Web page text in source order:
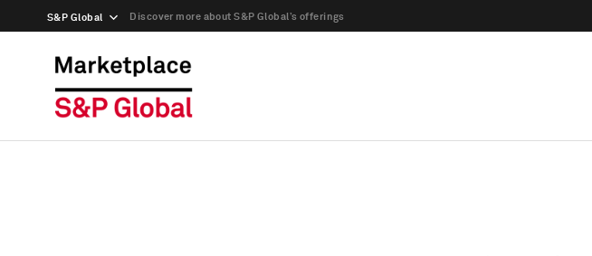
S&P Global Discover more about S&P Global’s offerings